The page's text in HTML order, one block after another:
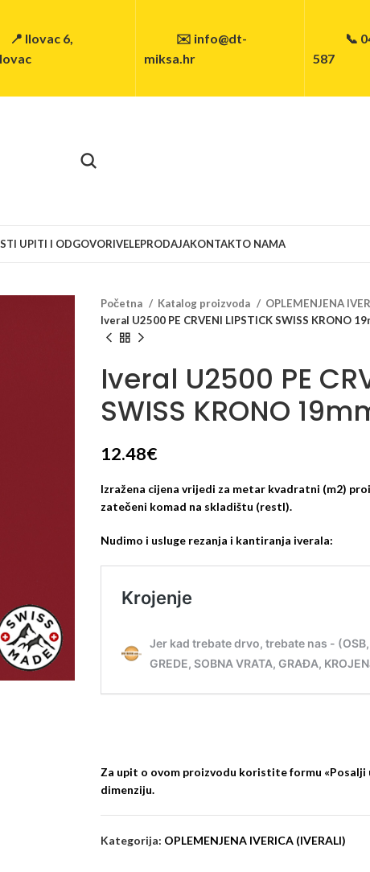
📍 Ilovac 6,
✉️ info@dt-
miksa.hr
📞
587
UPITI I ODGOVORIVELEPRODAJAKONTAKTO NAMA
Početna Katalog proizvoda
OPLEMENJENA
Iveral U2500 PE CRVENI LIPSTICK SWISS KRONO
Iveral U2500 PE
SWISS KRONO
12.48€
Izražena cijena vrijedi za metar kvadratni (m2)
zatečeni komad na skladištu (restl).
Nudimo i usluge rezanja i kantiranja iverala:
Za upit o ovom proizvodu koristite formu «Posalji
dimenziju.
Kategorija: OPLEMENJENA IVERICA (IVERALI)